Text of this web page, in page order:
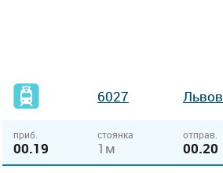
6027 Львов
приб.
00.19
стоянка
1м
отправ.
00.20